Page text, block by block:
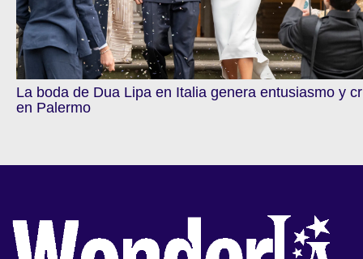
La boda de Dua Lipa en Italia genera entusiasmo y
en Palermo